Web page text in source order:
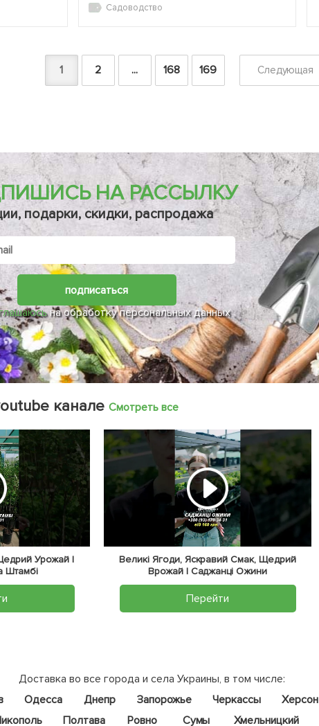
Садоводство
1 2 ... 168 169 Cледующая
НА РАССЫЛКУ
подарки, скидки, распродажа
подписаться
на обработку персональных данных
каналеСмотреть все
Урожай |
Штамбі
Великі Ягоди, Яскравий Смак, Щедрий
Врожай | Саджанці Ожини
Перейти
Доставка во все города и села Украины, в том числе:
Одесса Днепр Запорожье Черкассы Херсон
Полтава Ровно Сумы Хмельницкий